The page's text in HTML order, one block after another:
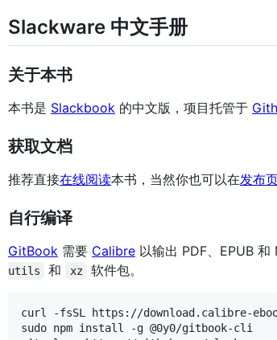
Slackware 中文手册
关于本书
本书是 Slackbook 的中文版，项目托管于
获取文档
推荐直接在线阅读本书，当然你也可以在发布
自行编译
GitBook 需要 Calibre 以输出 PDF、EPUB
utils 和 xz 软件包。
curl -fsSL https://download.calibre-
sudo npm install -g @0y0/gitbook-cli